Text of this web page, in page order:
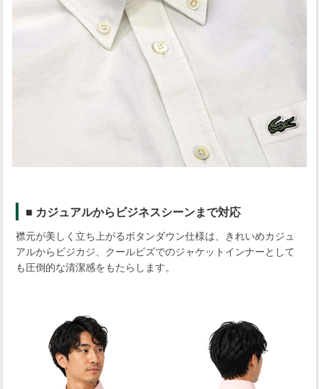
■ カジュアルからビジネスシーンまで対応
襟元が美しく立ち上がるボタンダウン仕様は、きれいめカジュ
アルからビジカジ、クールビズでのジャケットインナーとして
も圧倒的な清潔感をもたらします。